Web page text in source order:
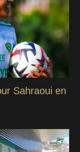
Sahraoui en